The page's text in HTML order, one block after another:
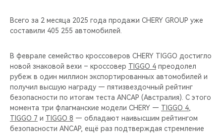
Всего за 2 месяца 2025 года продажи CHERY GROUP уже
составили 405 255 автомобилей.
В феврале семейство кроссоверов CHERY TIGGO достигло
новой знаковой вехи – кроссовер TIGGO 4 преодолел
рубеж в один миллион экспортированных автомобилей и
получил высшую награду — пятизвездочный рейтинг
безопасности по итогам теста ANCAP (Австралия). С этого
момента три флагманские модели CHERY — TIGGO 4
TIGGO 7 и TIGGO 8 — обладают наивысшим рейтингом
безопасности ANCAP, ещё раз подтверждая стремление